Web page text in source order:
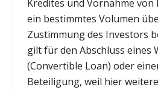
Kredites und Vornahme
ein bestimmtes Volumen
Zustimmung des Investors
gilt für den Abschluss eines
(Convertible Loan) oder
Beteiligung, weil hier